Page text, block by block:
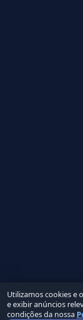
Utilizamos cookies e
e exibir anúncios
condições da nossa